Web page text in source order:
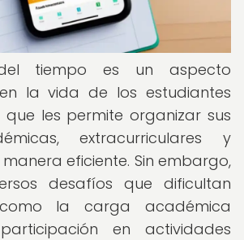
tiempo es un aspecto
la vida de los estudiantes
que les permite organizar sus
extracurriculares y
eficiente. Sin embargo,
desafíos que dificultan
la carga académica
en actividades